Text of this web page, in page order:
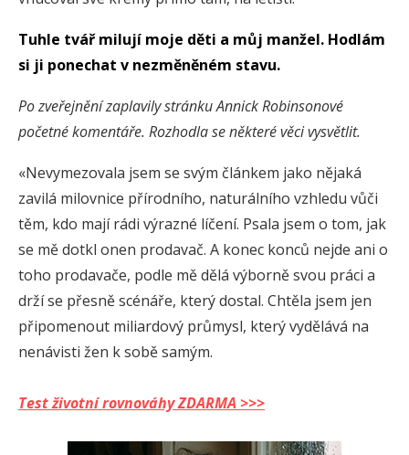
Tuhle tvář milují moje děti a můj manžel. Hodlám
si ji ponechat v nezměněném stavu.
Po zveřejnění zaplavily stránku Annick Robinsonové
početné komentáře. Rozhodla se některé věci vysvětlit.
«Nevymezovala jsem se svým článkem jako nějaká
zavilá milovnice přírodního, naturálního vzhledu vůči
těm, kdo mají rádi výrazné líčení. Psala jsem o tom, jak
se mě dotkl onen prodavač. A konec konců nejde ani o
toho prodavače, podle mě dělá výborně svou práci a
drží se přesně scénáře, který dostal. Chtěla jsem jen
připomenout miliardový průmysl, který vydělává na
nenávisti žen k sobě samým.
Test životní rovnováhy ZDARMA >>>